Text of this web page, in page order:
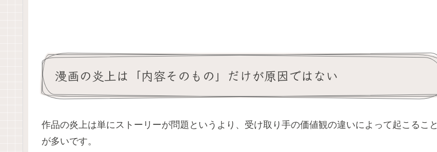
漫画の炎上は「内容そのもの」だけが原因ではない
作品の炎上は単にストーリーが問題というより、受け取り手の価値観の違いによって起こること
が多いです。